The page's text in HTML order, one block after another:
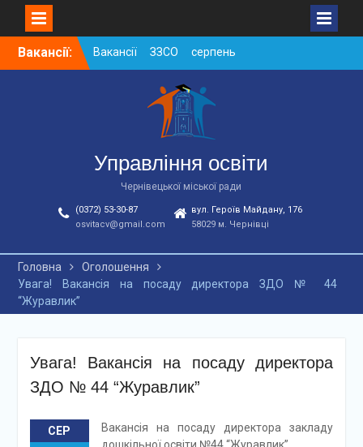
SkipВакансії:
Вакансії ЗЗСО серпень
2026
Вакансії ЗЗСО червень
Вакансії у ЗДО та
дошкільних підрозділах
ЗЗСО станом на
01.08.2026 р.
Управління освіти
Чернівецької міської ради
(0372) 53-30-87
osvitacv@gmail.com
вул. Героїв Майдану, 176
58029 м. Чернівці
Головна
Оголошення
Увага! Вакансія на посаду директора ЗДО № 44
“Журавлик”
Увага! Вакансія на посаду директора
ЗДО № 44 “Журавлик”
СЕР
Вакансія на посаду директора закладу